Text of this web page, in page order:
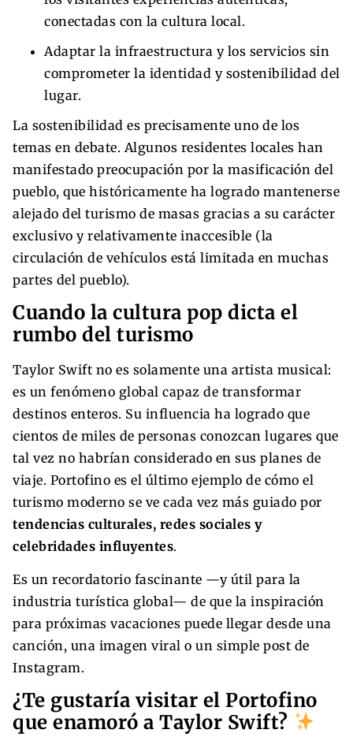
conectadas con la cultura local.
Adaptar la infraestructura y los servicios sin
comprometer la identidad y sostenibilidad del
lugar.
La sostenibilidad es precisamente uno de los
temas en debate. Algunos residentes locales han
manifestado preocupación por la masificación del
pueblo, que históricamente ha logrado mantenerse
alejado del turismo de masas gracias a su carácter
exclusivo y relativamente inaccesible (la
circulación de vehículos está limitada en muchas
partes del pueblo).
Cuando la cultura pop dicta el
rumbo del turismo
Taylor Swift no es solamente una artista musical:
es un fenómeno global capaz de transformar
destinos enteros. Su influencia ha logrado que
cientos de miles de personas conozcan lugares que
tal vez no habrían considerado en sus planes de
viaje. Portofino es el último ejemplo de cómo el
turismo moderno se ve cada vez más guiado por
tendencias culturales, redes sociales y
celebridades influyentes.
Es un recordatorio fascinante —y útil para la
industria turística global— de que la inspiración
para próximas vacaciones puede llegar desde una
canción, una imagen viral o un simple post de
Instagram.
¿Te gustaría visitar el Portofino
que enamoró a Taylor Swift?